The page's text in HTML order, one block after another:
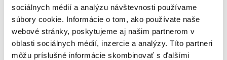
sociálnych médií a analýzu návštevnosti používame
súbory cookie. Informácie o tom, ako používate naše
webové stránky, poskytujeme aj našim partnerom v
oblasti sociálnych médií, inzercie a analýzy. Títo partneri
môžu príslušné informácie skombinovať s ďalšími
BOSCH Zváracia dýza 10 mm
1609201801
13,50 €
,98 € bez DPH
Posledné 2 kusy